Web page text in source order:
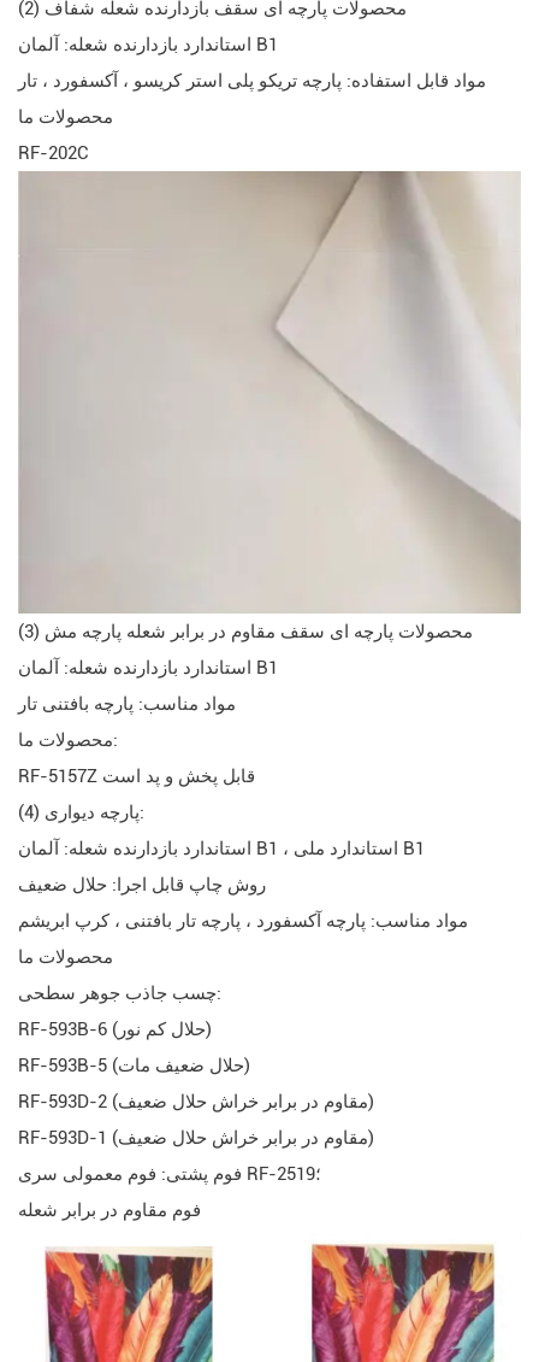
(2) محصولات پارچه ای سقف بازدارنده شعله شفاف
استاندارد بازدارنده شعله: آلمان B1
مواد قابل استفاده: پارچه تریکو پلی استر کریسو ، آکسفورد ، تار
محصولات ما
RF-202C
(3) محصولات پارچه ای سقف مقاوم در برابر شعله پارچه مش
استاندارد بازدارنده شعله: آلمان B1
مواد مناسب: پارچه بافتنی تار
محصولات ما:
RF-5157Z قابل پخش و پد است
(4) پارچه دیواری:
استاندارد بازدارنده شعله: آلمان B1 ، استاندارد ملی B1
روش چاپ قابل اجرا: حلال ضعیف
مواد مناسب: پارچه آکسفورد ، پارچه تار بافتنی ، کرپ ابریشم
محصولات ما
چسب جاذب جوهر سطحی:
RF-593B-6 (حلال کم نور)
RF-593B-5 (حلال ضعیف مات)
RF-593D-2 (مقاوم در برابر خراش حلال ضعیف)
RF-593D-1 (مقاوم در برابر خراش حلال ضعیف)
فوم پشتی: فوم معمولی سری RF-2519؛
فوم مقاوم در برابر شعله